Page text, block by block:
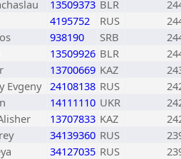
13509373 BLR
4195752 RUS
938190 SRB
13509926 BLR
13700669 KAZ
Evgeny 24108138 RUS
14111110 UKR
13707833 KAZ
34139360 RUS
34127035 RUS